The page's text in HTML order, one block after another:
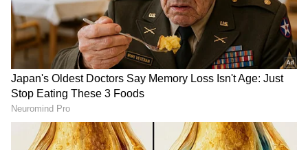
ಅವರು ತಮ್ಮ ಬುದ್ಧಿವಂತಿಕೆಯ ಆಧಾರದ ಮೇಲೆ ತಮ್ಮ
ಕಾರ್ಯಗಳನ್ನು ಸಾಧಿಸುತ್ತಾರೆ. ಈ ಜನರು ಯಾರ
ಸಹಾಯವಿಲ್ಲದೆ ದೊಡ್ಡ ಸಮಸ್ಯೆಗಳನ್ನು ಸಹ ಪರಿಹರಿಸುತ್ತಾರೆ.
ಅವರು ತಮ್ಮ ತೀಕ್ಷ್ಣ ಮನಸ್ಸಿನ ಆಧಾರದ ಮೇಲೆ
ಸಮಾಜದಲ್ಲಿ ಗೌರವವನ್ನು ಪಡೆಯುತ್ತಾರೆ. ಅವರು
ವ್ಯಾಪಾರದಲ್ಲಿ ಸಾಕಷ್ಟು ಹಣ ಮತ್ತು ಹೆಸರನ್ನು ಗಳಿಸುತ್ತಾರೆ.
Shetty speech | Suvarna News
ಶೇ.50 ರಿಂದ ಶೇ.18 ಕ್ಕೆ TAX ಇಳಿಕೆ: ಮೋದಿ-
ಟ್ರಂಪ್ ಐತಿಹಾಸಿಕ ಒಪ್ಪಂದ | India US
Trade Deal | Party Rounds